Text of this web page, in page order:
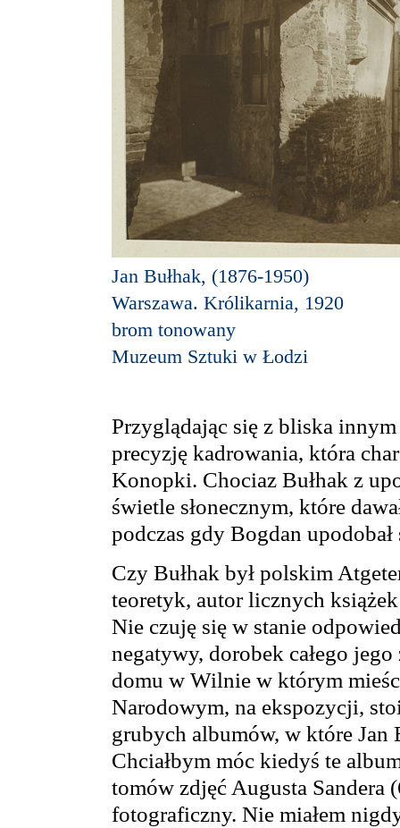
Jan Bułhak, (1876-1950)
Warszawa. Królikarnia, 1920
brom tonowany
Muzeum Sztuki w Łodzi
Przyglądając się z bliska innym
precyzję kadrowania, która
Konopki. Chociaz Bułhak z
świetle słonecznym, które
podczas gdy Bogdan
Czy Bułhak był polskim
teoretyk, autor licznych
Nie czuję się w stanie
negatywy, dorobek całego
domu w Wilnie w którym
Narodowym, na ekspozycji,
grubych albumów, w które Jan
Chciałbym móc kiedyś te
tomów zdjęć Augusta Sandera
fotograficzny. Nie miałem